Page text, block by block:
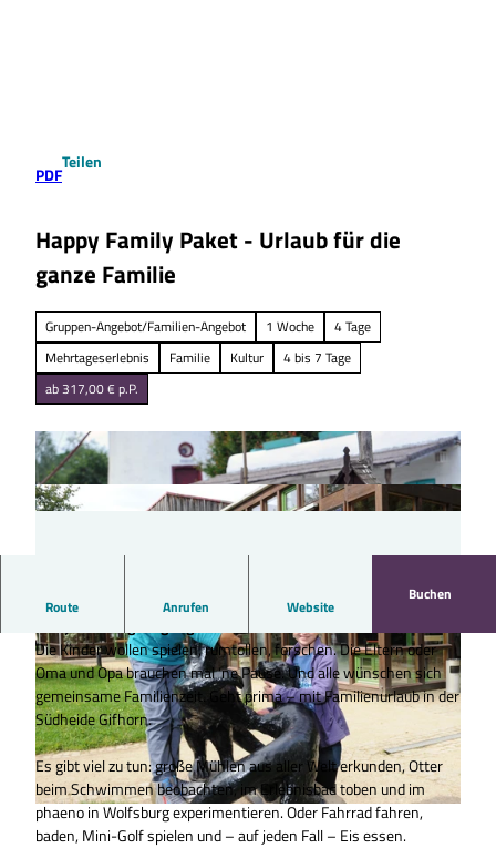
PDF
Teilen
Happy Family Paket - Urlaub für die
ganze Familie
Gruppen-Angebot/Familien-Angebot 1 Woche
4 Tage
Mehrtageserlebnis
Familie Kultur
4 bis 7 Tage
ab 317,00 € p.P.
© Südheide Gifhorn GmbH/Frank Bierstedt |CC-BY
© Südheide Gifhorn GmbH/Frank Bierstedt |CC-BY
Route Anrufen Website
Buchen
Erlebnisurlaub für Familien mit Kindern - 5 Übernachtungen
Die Kinder wollen spielen, rumtollen, forschen. Die Eltern oder
Oma und Opa brauchen mal ‘ne Pause. Und alle wünschen sich
gemeinsame Familienzeit. Geht prima – mit Familienurlaub in der
Südheide Gifhorn.
Es gibt viel zu tun: große Mühlen aus aller Welt erkunden, Otter
beim Schwimmen beobachten, im Erlebnisbad toben und im
phaeno in Wolfsburg experimentieren. Oder Fahrrad fahren,
baden, Mini-Golf spielen und – auf jeden Fall – Eis essen.